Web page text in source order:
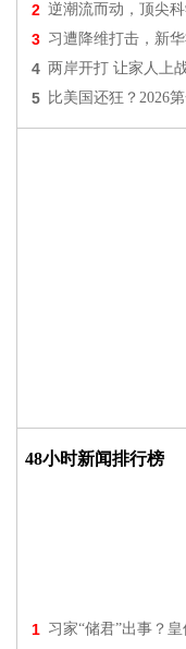
2 逆潮流而动，顶尖
3 习遭降维打击，新
4 两岸开打 让家人上
5 比美国还狂？2026
48小时新闻排行榜
1 习家“储君”出事？